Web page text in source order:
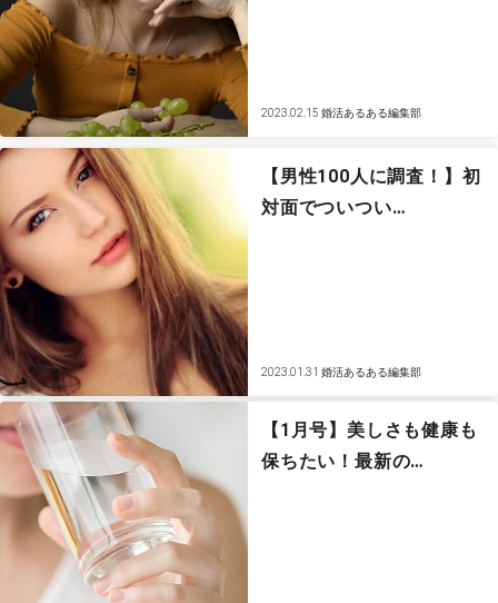
2023.02.15 婚活あるある編集部
【男性100人に調査！】初
対面でついつい…
2023.01.31 婚活あるある編集部
【1月号】美しさも健康も
保ちたい！最新の…